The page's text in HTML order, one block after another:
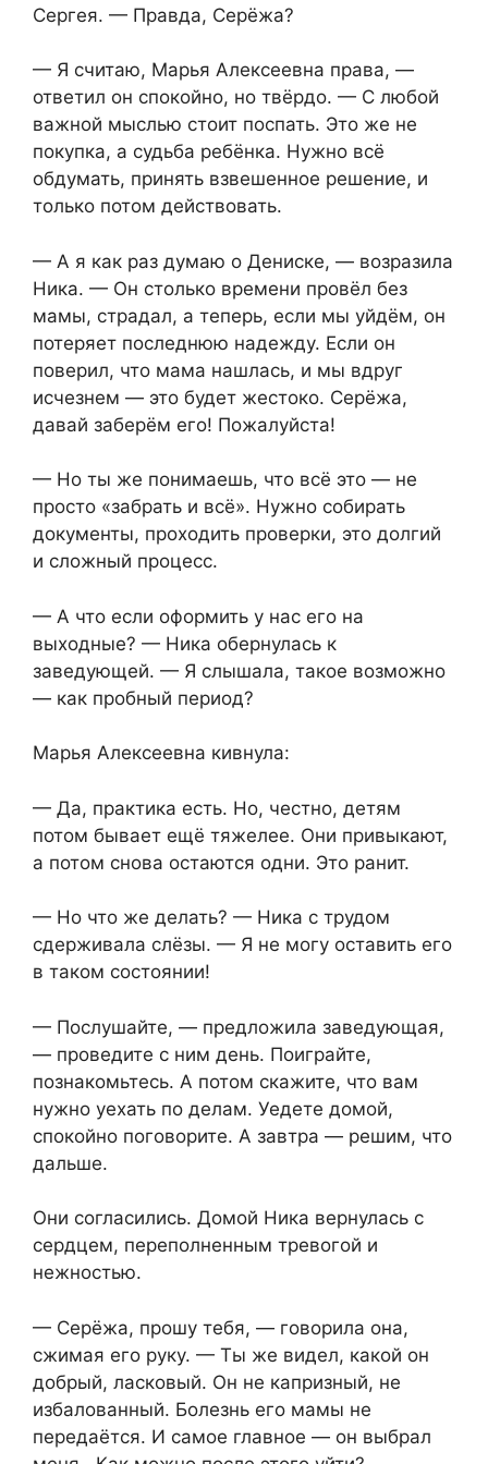
Сергея. — Правда, Серёжа?
— Я считаю, Марья Алексеевна права, —
ответил он спокойно, но твёрдо. — С любой
важной мыслью стоит поспать. Это же не
покупка, а судьба ребёнка. Нужно всё
обдумать, принять взвешенное решение, и
только потом действовать.
— А я как раз думаю о Дениске, — возразила
Ника. — Он столько времени провёл без
мамы, страдал, а теперь, если мы уйдём, он
потеряет последнюю надежду. Если он
поверил, что мама нашлась, и мы вдруг
исчезнем — это будет жестоко. Серёжа,
давай заберём его! Пожалуйста!
— Но ты же понимаешь, что всё это — не
просто «забрать и всё». Нужно собирать
документы, проходить проверки, это долгий
и сложный процесс.
— А что если оформить у нас его на
выходные? — Ника обернулась к
заведующей. — Я слышала, такое возможно
— как пробный период?
Марья Алексеевна кивнула:
— Да, практика есть. Но, честно, детям
потом бывает ещё тяжелее. Они привыкают,
а потом снова остаются одни. Это ранит.
— Но что же делать? — Ника с трудом
сдерживала слёзы. — Я не могу оставить его
в таком состоянии!
— Послушайте, — предложила заведующая,
— проведите с ним день. Поиграйте,
познакомьтесь. А потом скажите, что вам
нужно уехать по делам. Уедете домой,
спокойно поговорите. А завтра — решим, что
дальше.
Они согласились. Домой Ника вернулась с
сердцем, переполненным тревогой и
нежностью.
— Серёжа, прошу тебя, — говорила она,
сжимая его руку. — Ты же видел, какой он
добрый, ласковый. Он не капризный, не
избалованный. Болезнь его мамы не
передаётся. И самое главное — он выбрал